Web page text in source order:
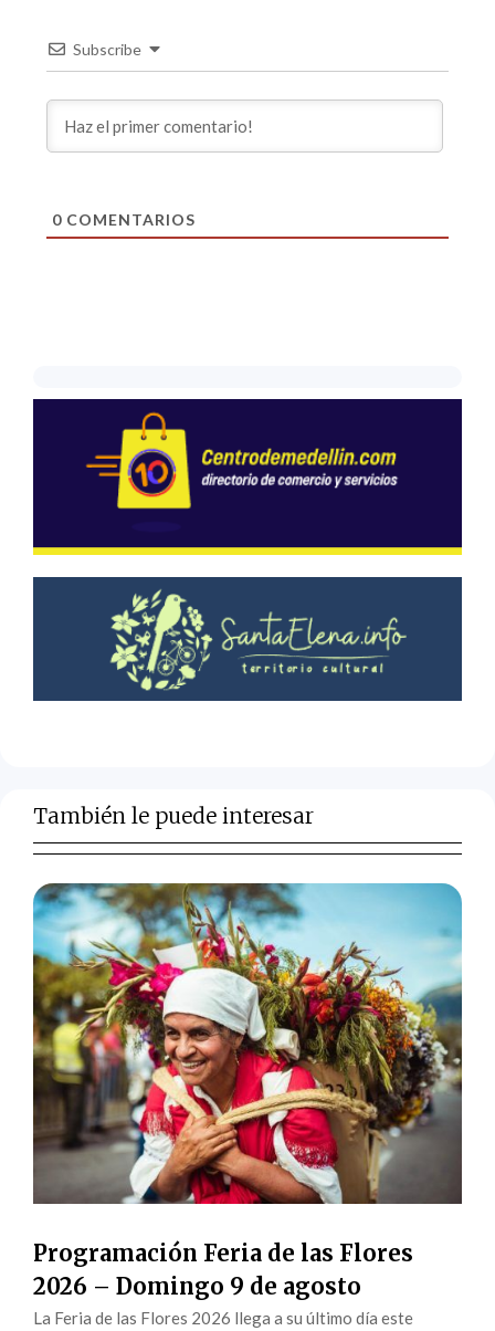
Subscribe
0COMENTARIOS
También le puede interesar
Programación Feria de las Flores
2026 – Domingo 9 de agosto
La Feria de las Flores 2026 llega a su último día este